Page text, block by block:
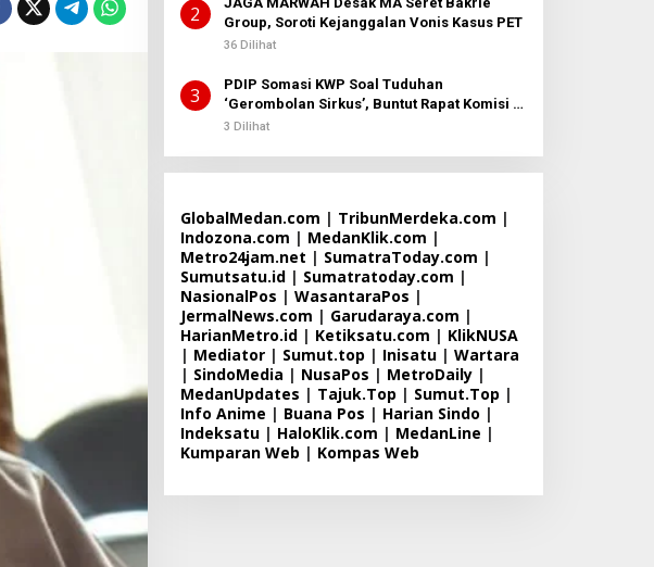
2
Group, Soroti Kejanggalan Vonis Kasus PET
36 Dilihat
3
PDIP Somasi KWP Soal Tuduhan
‘Gerombolan Sirkus’, Buntut Rapat Komisi II
Dipimpin Sufmi Dasco Ahmad
3 Dilihat
GlobalMedan.com | TribunMerdeka.com |
Indozona.com | MedanKlik.com |
Metro24jam.net | SumatraToday.com |
Sumutsatu.id| Sumatratoday.com |
NasionalPos | WasantaraPos |
JermalNews.com | Garudaraya.com |
HarianMetro.id| Ketiksatu.com | KlikNUSA
| Mediator| Sumut.top | Inisatu| Wartara
| SindoMedia | NusaPos | MetroDaily|
MedanUpdates | Tajuk.Top | Sumut.Top |
Info Anime | Buana Pos | Harian Sindo |
Indeksatu| HaloKlik.com | MedanLine |
Kumparan Web | Kompas Web